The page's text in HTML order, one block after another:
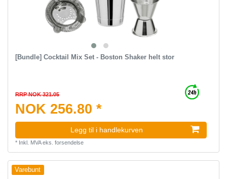
[Bundle] Сocktail Mix Set - Boston Shaker helt stor
RRP NOK 321.05
NOK 256.80 *
Legg til i handlekurven
* Inkl. MVAeks. forsendelse
Varebunt